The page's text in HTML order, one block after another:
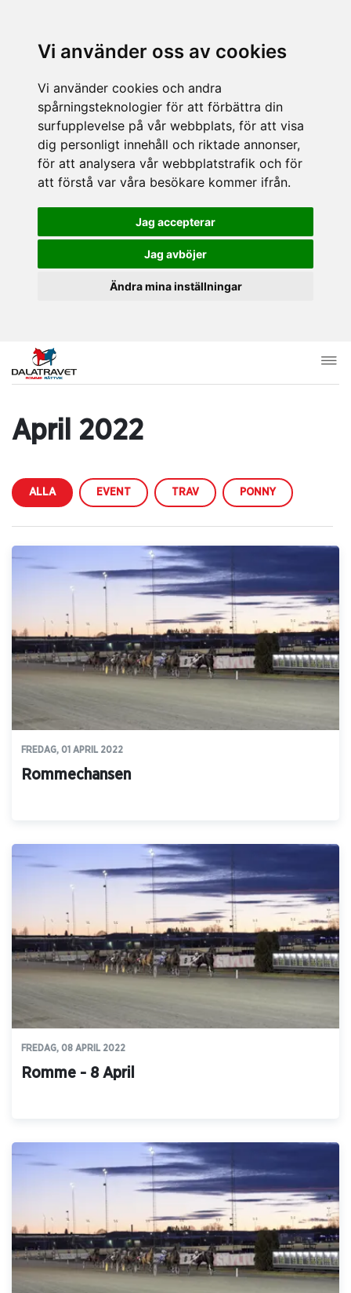
Vi använder oss av cookies
Vi använder cookies och andra
spårningsteknologier för att förbättra din
surfupplevelse på vår webbplats, för att visa
dig personligt innehåll och riktade annonser,
för att analysera vår webbplatstrafik och för
att förstå var våra besökare kommer ifrån.
Jag accepterar
Jag avböjer
Ändra mina inställningar
April 2022
ALLA EVENT TRAV PONNY
FREDAG, 01 APRIL 2022
Rommechansen
FREDAG, 08 APRIL 2022
Romme - 8 April